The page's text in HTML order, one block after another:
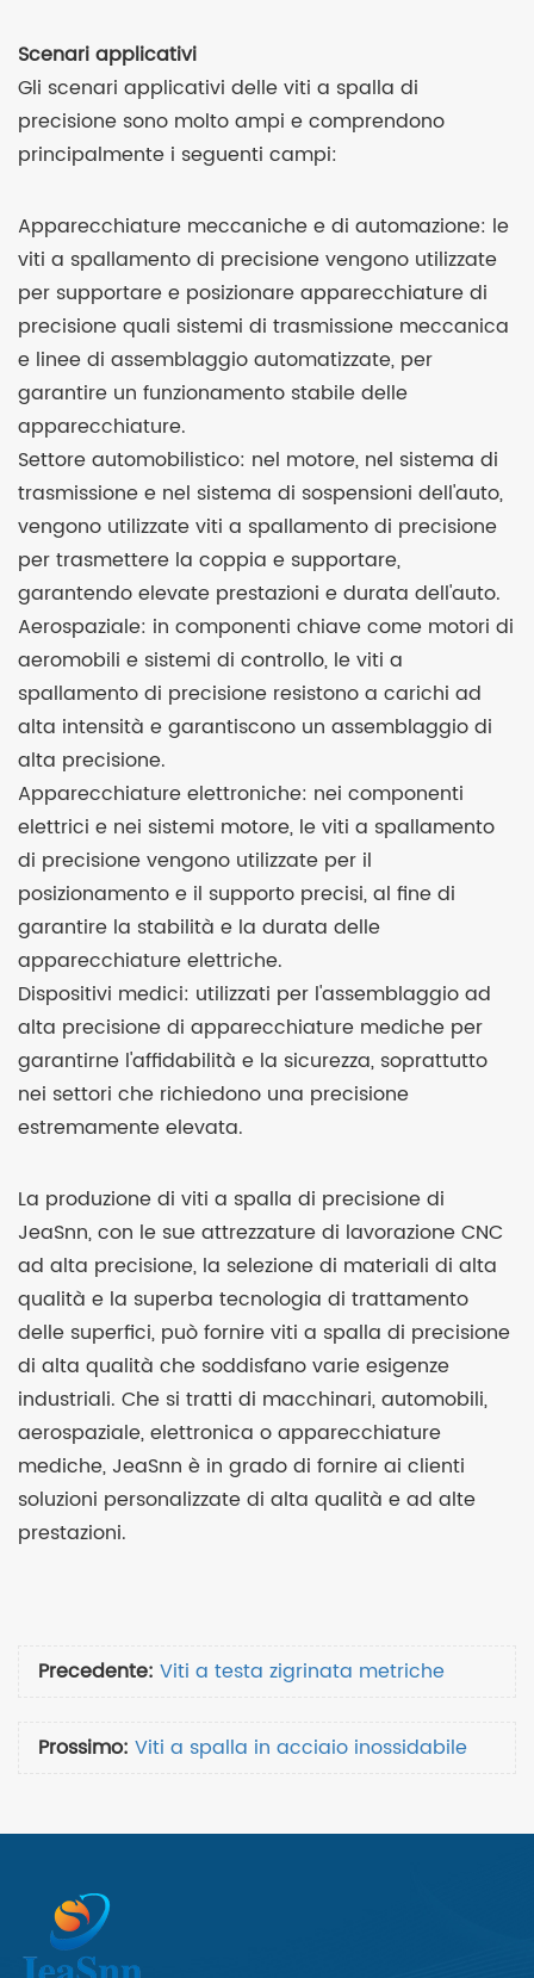
Scenari applicativi
Gli scenari applicativi delle viti a spalla di
precisione sono molto ampi e comprendono
principalmente i seguenti campi:
Apparecchiature meccaniche e di automazione: le
viti a spallamento di precisione vengono utilizzate
per supportare e posizionare apparecchiature di
precisione quali sistemi di trasmissione meccanica
e linee di assemblaggio automatizzate, per
garantire un funzionamento stabile delle
apparecchiature.
Settore automobilistico: nel motore, nel sistema di
trasmissione e nel sistema di sospensioni dell'auto,
vengono utilizzate viti a spallamento di precisione
per trasmettere la coppia e supportare,
garantendo elevate prestazioni e durata dell'auto.
Aerospaziale: in componenti chiave come motori di
aeromobili e sistemi di controllo, le viti a
spallamento di precisione resistono a carichi ad
alta intensità e garantiscono un assemblaggio di
alta precisione.
Apparecchiature elettroniche: nei componenti
elettrici e nei sistemi motore, le viti a spallamento
di precisione vengono utilizzate per il
posizionamento e il supporto precisi, al fine di
garantire la stabilità e la durata delle
apparecchiature elettriche.
Dispositivi medici: utilizzati per l'assemblaggio ad
alta precisione di apparecchiature mediche per
garantirne l'affidabilità e la sicurezza, soprattutto
nei settori che richiedono una precisione
estremamente elevata.
La produzione di viti a spalla di precisione di
JeaSnn, con le sue attrezzature di lavorazione CNC
ad alta precisione, la selezione di materiali di alta
qualità e la superba tecnologia di trattamento
delle superfici, può fornire viti a spalla di precisione
di alta qualità che soddisfano varie esigenze
industriali. Che si tratti di macchinari, automobili,
aerospaziale, elettronica o apparecchiature
mediche, JeaSnn è in grado di fornire ai clienti
soluzioni personalizzate di alta qualità e ad alte
prestazioni.
Precedente: Viti a testa zigrinata metriche
Prossimo: Viti a spalla in acciaio inossidabile